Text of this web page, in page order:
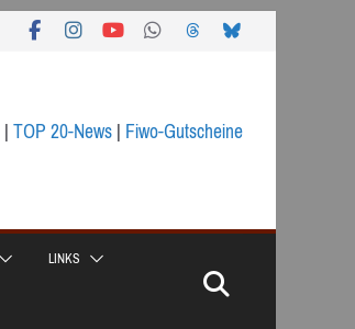
|TOP 20-News|Fiwo-Gutscheine
LINKS